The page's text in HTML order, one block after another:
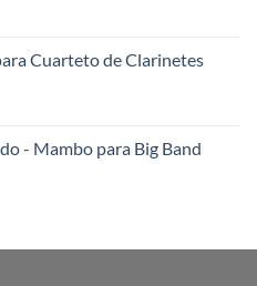
Cuarteto de Clarinetes
- Mambo para Big Band